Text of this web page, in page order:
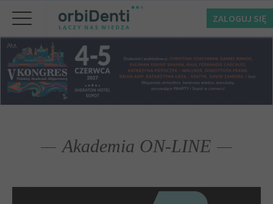
ZALOGUJ SIĘ
Akademia ON-LINE